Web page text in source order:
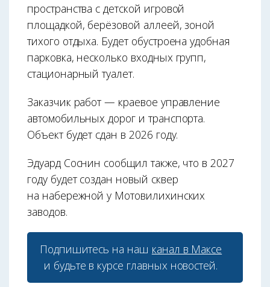
пространства с детской игровой
площадкой, берёзовой аллеей, зоной
тихого отдыха. Будет обустроена удобная
парковка, несколько входных групп,
стационарный туалет.
Заказчик работ — краевое управление
автомобильных дорог и транспорта.
Объект будет сдан в 2026 году.
Эдуард Соснин сообщил также, что в 2027
году будет создан новый сквер
на набережной у Мотовилихинских
заводов.
Подпишитесь на наш канал в Максе
и будьте в курсе главных новостей.